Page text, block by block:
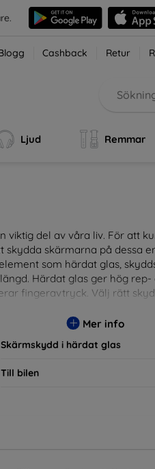
Cashback Retur
Ljud Remmar
viktig del av våra liv. För att
skärmarna på dessa
som härdat glas,
Härdat glas ger hög
fingeravtryck. Välj rätt
hittar det perfekta skyddet
Mer info
Skärmskydd i härdat glas
Till bilen